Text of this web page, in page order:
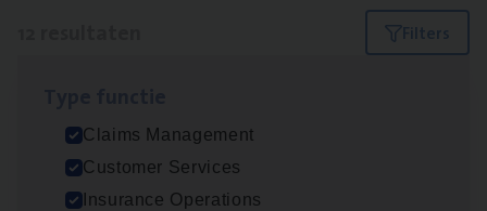
Filters
Claims Management
Customer Services
Insurance Operations
(Agi­le)ITPro­ject Manager
IT, Change & Innovation
Antwerpen